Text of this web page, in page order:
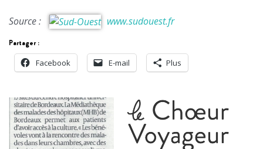
Source : www.sudouest.fr
Partager :
Facebook
E-mail Plus